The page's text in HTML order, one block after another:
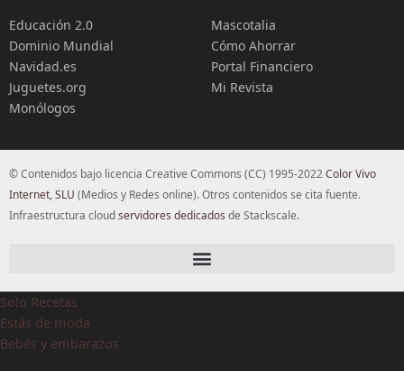
Educación 2.0
Dominio Mundial
Navidad.es
Juguetes.org
Monólogos
Mascotalia
Cómo Ahorrar
Portal Financiero
Mi Revista
© Contenidos bajo licencia Creative Commons (CC) 1995-2022Color Vivo
Internet, SLU (Medios y Redes online). Otros contenidos se cita fuente.
Infraestructura cloudservidores dedicados de Stackscale.
Solo Recetas
Estás de moda
Bebés y embarazos